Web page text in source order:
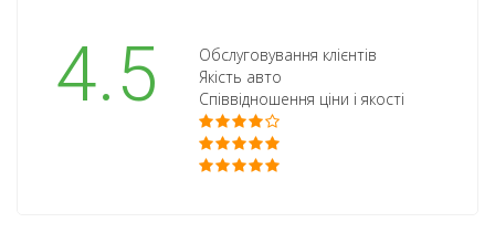
4.5
Обслуговування клієнтів
Якість авто
Співвідношення ціни і якості